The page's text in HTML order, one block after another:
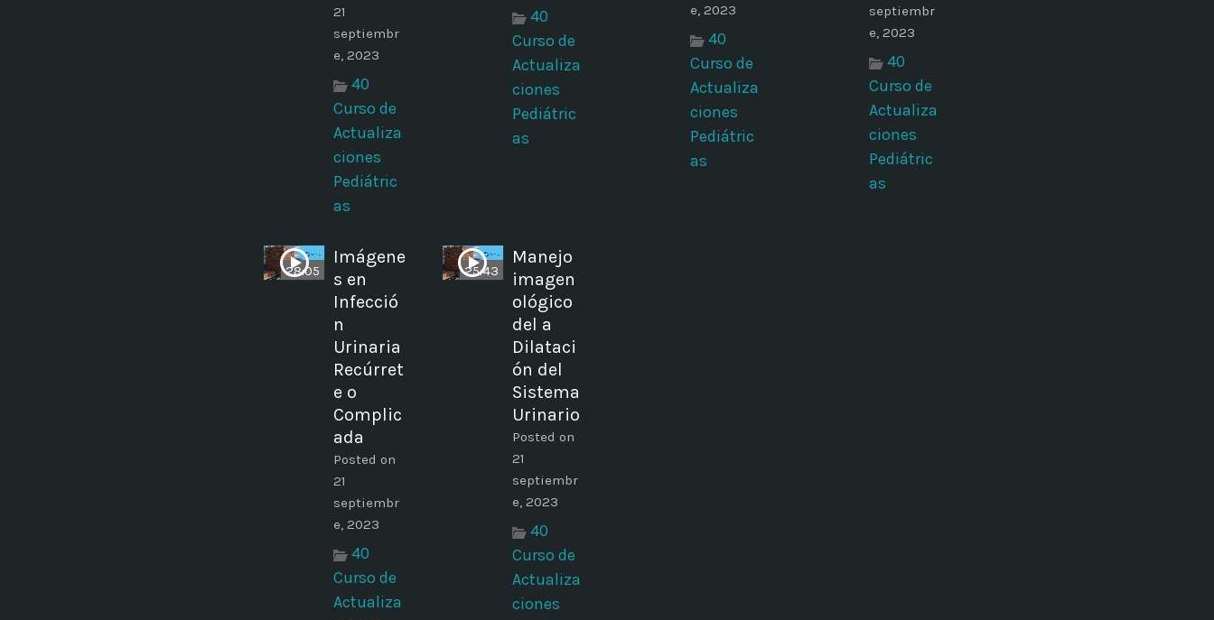
21
septiembr
e, 2023
40
Curso de
Actualiza
ciones
Pediátric
as
40
Curso de
Actualiza
ciones
Pediátric
as
e, 2023
40
Curso de
Actualiza
ciones
Pediátric
as
septiembr
e, 2023
40
Curso de
Actualiza
ciones
Pediátric
as
28:05
Imágene
s en
Infecció
n
Urinaria
Recúrret
e o
Complic
ada
Posted on
21
septiembr
e, 2023
40
Curso de
Actualiza
25:43
Manejo
imagen
ológico
del a
Dilataci
ón del
Sistema
Urinario
Posted on
21
septiembr
e, 2023
40
Curso de
Actualiza
ciones